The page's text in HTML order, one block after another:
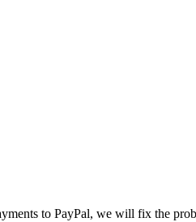
to PayPal, we will fix the